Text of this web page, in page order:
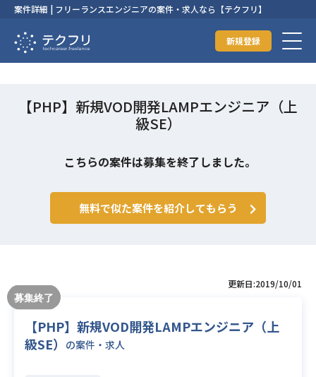
案件詳細 | フリーランスエンジニアの案件・求人なら【テクフリ】
新規登録
【PHP】新規VOD開発LAMPエンジニア（上
級SE）
こちらの案件は募集を終了しました。
無料で似た案件を紹介してもらう
更新日:2019/10/01
【PHP】新規VOD開発LAMPエンジニア（上
級SE）
の案件・求人